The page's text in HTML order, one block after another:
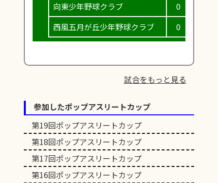
向東少年野球クラブ
西風五月が丘少年野球クラブ
0
0
試合をもっと見る
参加したポップアスリートカップ
第19回ポップアスリートカップ
第18回ポップアスリートカップ
第17回ポップアスリートカップ
第16回ポップアスリートカップ